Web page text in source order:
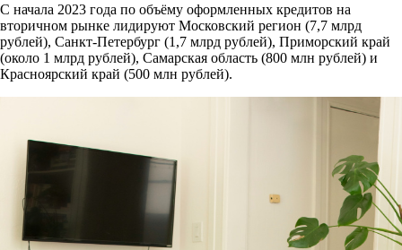
С начала 2023 года по объёму оформленных кредитов на
вторичном рынке лидируют Московский регион (7,7 млрд
рублей), Санкт-Петербург (1,7 млрд рублей), Приморский край
(около 1 млрд рублей), Самарская область (800 млн рублей) и
Красноярский край (500 млн рублей).